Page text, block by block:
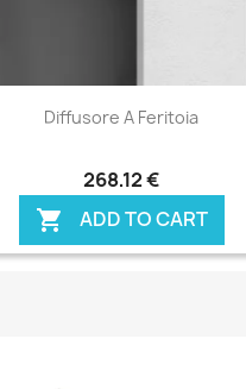
Anteprima
Diffusore A Feritoia
268,12 €
 ADD TO CART